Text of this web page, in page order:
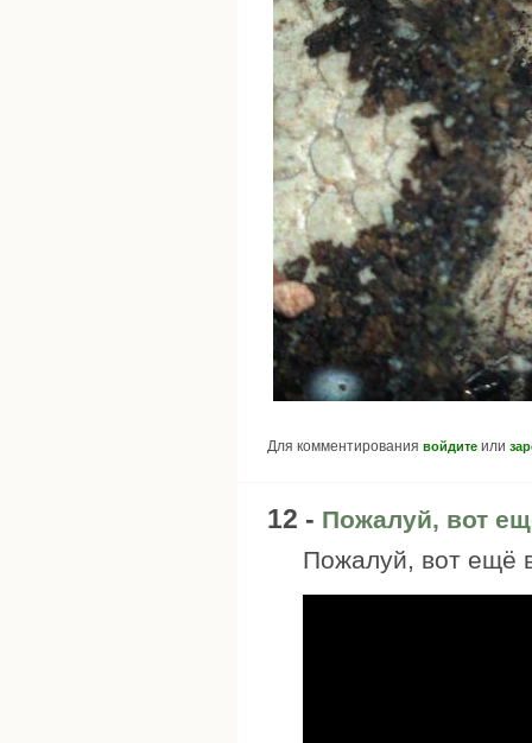
Для комментирования войдите или
12 - Пожалуй, вот
Пожалуй, вот ещё